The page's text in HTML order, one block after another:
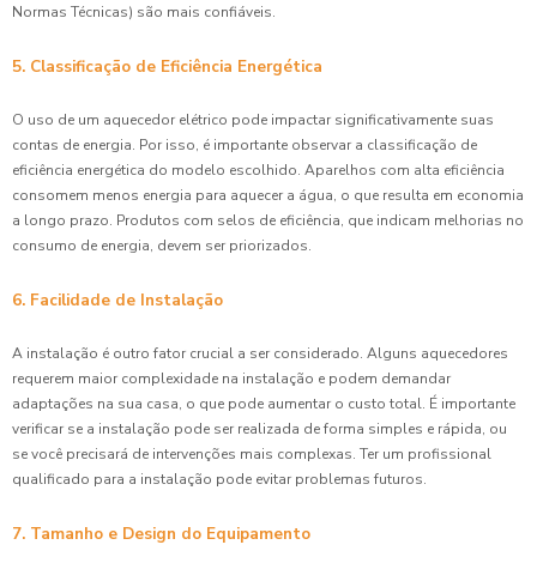
Normas Técnicas) são mais confiáveis.
5. Classificação de Eficiência Energética
O uso de um aquecedor elétrico pode impactar significativamente suas
contas de energia. Por isso, é importante observar a classificação de
eficiência energética do modelo escolhido. Aparelhos com alta eficiência
consomem menos energia para aquecer a água, o que resulta em economia
a longo prazo. Produtos com selos de eficiência, que indicam melhorias no
consumo de energia, devem ser priorizados.
6. Facilidade de Instalação
A instalação é outro fator crucial a ser considerado. Alguns aquecedores
requerem maior complexidade na instalação e podem demandar
adaptações na sua casa, o que pode aumentar o custo total. É importante
verificar se a instalação pode ser realizada de forma simples e rápida, ou
se você precisará de intervenções mais complexas. Ter um profissional
qualificado para a instalação pode evitar problemas futuros.
7. Tamanho e Design do Equipamento